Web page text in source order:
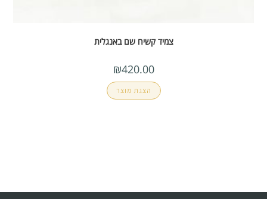
צמיד קשיח שם באנגלית
₪420.00
הצגת מוצר